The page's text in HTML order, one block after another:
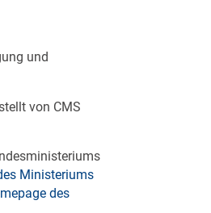
und
von CMS
Ministeriums
des